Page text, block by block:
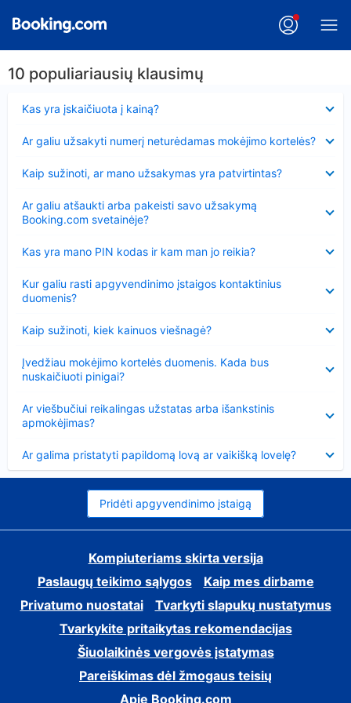
10 populiariausių klausimų
Kas yra įskaičiuota į kainą?
Ar galiu užsakyti numerį neturėdamas mokėjimo kortelės?
Kaip sužinoti, ar mano užsakymas yra patvirtintas?
Ar galiu atšaukti arba pakeisti savo užsakymą
Booking.com svetainėje?
Kas yra mano PIN kodas ir kam man jo reikia?
Kur galiu rasti apgyvendinimo įstaigos kontaktinius
duomenis?
Kaip sužinoti, kiek kainuos viešnagė?
Įvedžiau mokėjimo kortelės duomenis. Kada bus
nuskaičiuoti pinigai?
Ar viešbučiui reikalingas užstatas arba išankstinis
apmokėjimas?
Ar galima pristatyti papildomą lovą ar vaikišką lovelę?
Pridėti apgyvendinimo įstaigą
Kompiuteriams skirta versija
Paslaugų teikimo sąlygos
Kaip mes dirbame
Privatumo nuostatai
Tvarkyti slapukų nustatymus
Tvarkykite pritaikytas rekomendacijas
Šiuolaikinės vergovės įstatymas
Pareiškimas dėl žmogaus teisių
Apie Booking.com